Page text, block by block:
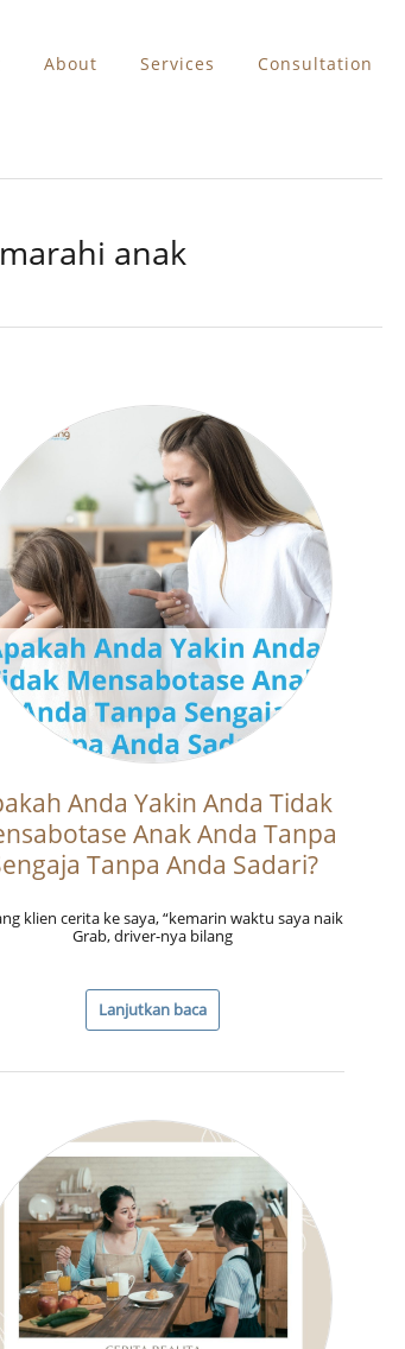
About Services Consultation
anak
Anda Yakin Anda Tidak
Anak Anda Tanpa
Tanpa Anda Sadari?
klien cerita ke saya, “kemarin waktu saya naik
Grab, driver-nya bilang
Lanjutkan baca